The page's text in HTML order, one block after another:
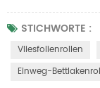
und Hygiene der
Zusammenhang
Aufmerksamkeit
um
STICHWORTE :
Vliesfolienrollen
Einweg-